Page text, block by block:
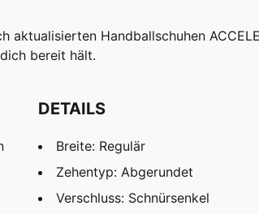
Handballschuhen
bereit hält.
DETAILS
Breite: Regulär
Zehentyp: Abgerundet
Verschluss: Schnürsenkel